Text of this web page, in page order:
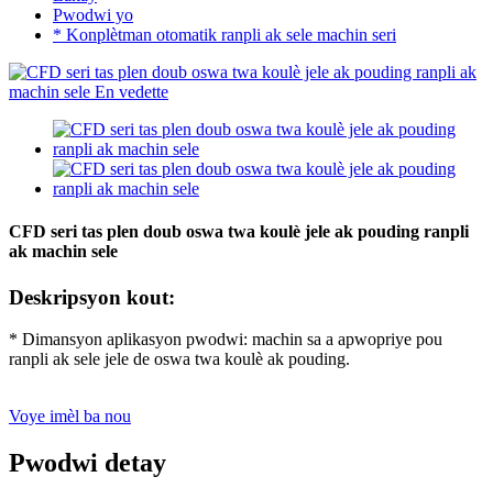
Pwodwi yo
* Konplètman otomatik ranpli ak sele machin seri
CFD seri tas plen doub oswa twa koulè jele ak pouding ranpli
ak machin sele
Deskripsyon kout:
* Dimansyon aplikasyon pwodwi: machin sa a apwopriye pou
ranpli ak sele jele de oswa twa koulè ak pouding.
Voye imèl ba nou
Pwodwi detay